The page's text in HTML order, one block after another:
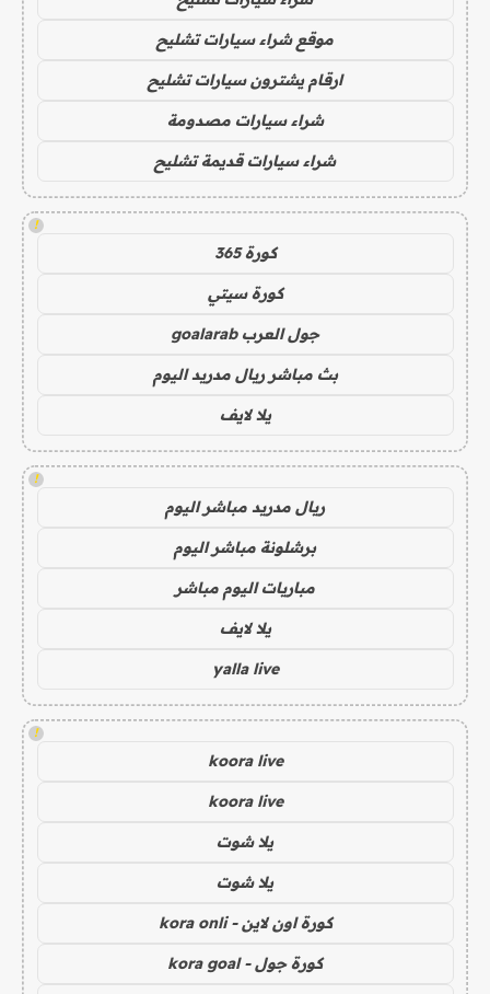
موقع شراء سيارات تشليح
ارقام يشترون سيارات تشليح
شراء سيارات مصدومة
شراء سيارات قديمة تشليح
!
كورة 365
كورة سيتي
جول العرب goalarab
بث مباشر ريال مدريد اليوم
يلا لايف
!
ريال مدريد مباشر اليوم
برشلونة مباشر اليوم
مباريات اليوم مباشر
يلا لايف
yalla live
!
koora live
koora live
يلا شوت
يلا شوت
كورة اون لاين - kora onli
كورة جول - kora goal